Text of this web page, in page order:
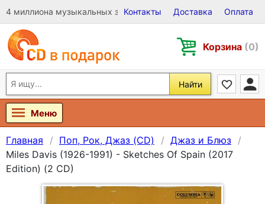
4 миллиона музыкальных записей на Виниле, CD и DVD
Контакты Доставка Оплата
Корзина (0)
Найти
Меню
Главная Поп, Рок, Джаз (CD)
Джаз и Блюз
Miles Davis (1926-1991) - Sketches Of Spain (2017
Edition) (2 CD)